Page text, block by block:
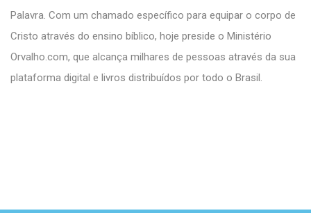
Palavra. Com um chamado específico para equipar o corpo de
Cristo através do ensino bíblico, hoje preside o Ministério
Orvalho.com, que alcança milhares de pessoas através da sua
plataforma digital e livros distribuídos por todo o Brasil.